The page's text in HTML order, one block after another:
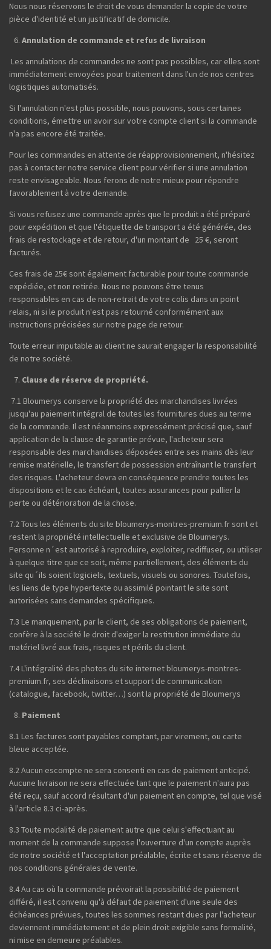
Nous nous réservons le droit de vous demander la copie de votre
pièce d'identité et un justificatif de domicile.
Annulation de commande et refus de livraison
Les annulations de commandes ne sont pas possibles, car elles sont
immédiatement envoyées pour traitement dans l'un de nos centres
logistiques automatisés.
Si l'annulation n'est plus possible, nous pouvons, sous certaines
conditions, émettre un avoir sur votre compte client si la commande
n'a pas encore été traitée.
Pour les commandes en attente de réapprovisionnement, n'hésitez
pas à contacter notre service client pour vérifier si une annulation
reste envisageable. Nous ferons de notre mieux pour répondre
favorablement à votre demande.
Si vous refusez une commande après que le produit a été préparé
pour expédition et que l'étiquette de transport a été générée, des
frais de restockage et de retour, d'un montant de 25 €, seront
facturés.
Ces frais de 25€ sont également facturable pour toute commande
expédiée, et non retirée. Nous ne pouvons être tenus
responsables en cas de non-retrait de votre colis dans un point
relais, ni si le produit n'est pas retourné conformément aux
instructions précisées sur notre page de retour.
Toute erreur imputable au client ne saurait engager la responsabilité
de notre société.
Clause de réserve de propriété.
7.1 Bloumerys conserve la propriété des marchandises livrées
jusqu'au paiement intégral de toutes les fournitures dues au terme
de la commande. Il est néanmoins expressément précisé que, sauf
application de la clause de garantie prévue, l'acheteur sera
responsable des marchandises déposées entre ses mains dès leur
remise matérielle, le transfert de possession entraînant le transfert
des risques. L'acheteur devra en conséquence prendre toutes les
dispositions et le cas échéant, toutes assurances pour pallier la
perte ou détérioration de la chose.
7.2 Tous les éléments du site bloumerys-montres-premium.fr sont et
restent la propriété intellectuelle et exclusive de Bloumerys.
Personne n´est autorisé à reproduire, exploiter, rediffuser, ou utiliser
à quelque titre que ce soit, même partiellement, des éléments du
site qu´ils soient logiciels, textuels, visuels ou sonores. Toutefois,
les liens de type hypertexte ou assimilé pointant le site sont
autorisées sans demandes spécifiques.
7.3 Le manquement, par le client, de ses obligations de paiement,
confère à la société le droit d'exiger la restitution immédiate du
matériel livré aux frais, risques et périls du client.
7.4 L'intégralité des photos du site internet bloumerys-montres-
premium.fr, ses déclinaisons et support de communication
(catalogue, facebook, twitter…) sont la propriété de Bloumerys
Paiement
8.1 Les factures sont payables comptant, par virement, ou carte
bleue acceptée.
8.2 Aucun escompte ne sera consenti en cas de paiement anticipé.
Aucune livraison ne sera effectuée tant que le paiement n'aura pas
été reçu, sauf accord résultant d'un paiement en compte, tel que visé
à l'article 8.3 ci-après.
8.3 Toute modalité de paiement autre que celui s'effectuant au
moment de la commande suppose l'ouverture d'un compte auprès
de notre société et l'acceptation préalable, écrite et sans réserve de
nos conditions générales de vente.
8.4 Au cas où la commande prévoirait la possibilité de paiement
différé, il est convenu qu'à défaut de paiement d'une seule des
échéances prévues, toutes les sommes restant dues par l'acheteur
deviennent immédiatement et de plein droit exigible sans formalité,
ni mise en demeure préalables.